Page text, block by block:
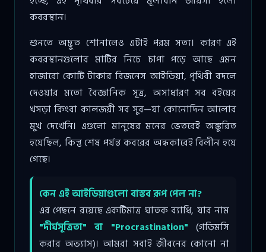
কবরস্থান।
শুনতে অদ্ভুত শোনালেও এটাই পরম সত্য। কারণ এই
কবরস্থানগুলোর মাটির নিচে চাপা পড়ে আছে এমন
হাজারো কোটি টাকার বিজনেস আইডিয়া, পৃথিবী বদলে
দেওয়ার মতো বৈজ্ঞানিক সূত্র, অসাধারণ সব বইয়ের
খসড়া কিংবা কালজয়ী সব সুর—যা কোনোদিন আলোর
মুখ দেখেনি। এগুলো মানুষের মনের ভেতরেই অঙ্কুরিত
হয়েছিল, কিন্তু শেষ পর্যন্ত কবরের অন্ধকারেই বিলীন হয়ে
গেছে।
কেন এই আইডিয়াগুলো বাস্তব রূপ পেল না?
এর পেছনে রয়েছে একটিমাত্র ঘাতক ব্যাধি, যার নাম
"দীর্ঘসূত্রিতা" বা "Procrastination" (গড়িমসি
করার অভ্যাস)। আমরা সবাই জীবনের কোনো না